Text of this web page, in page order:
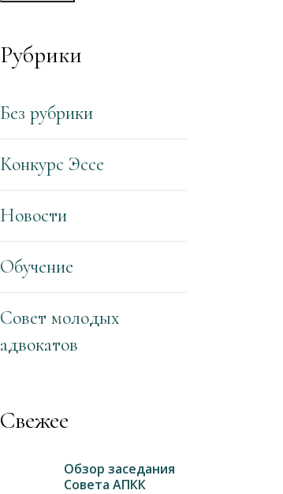
Рубрики
Без рубрики
Конкурс Эссе
Новости
Обучение
Совет молодых
адвокатов
Свежее
Обзор заседания
Совета АПКК